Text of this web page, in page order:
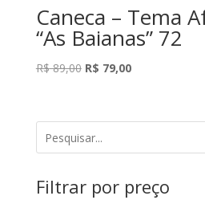
Caneca – Tema
“As Baianas” 72
R$89,00 O
era:
R$ 89,00.
R$ 79,00O
é:
Filtrar por preço